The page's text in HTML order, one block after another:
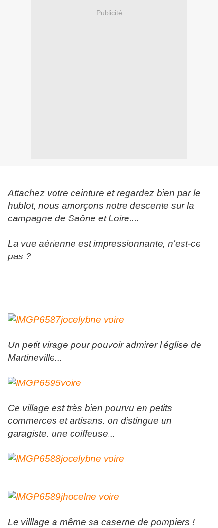
Publicité
Attachez votre ceinture et regardez bien par le
hublot, nous amorçons notre descente sur la
campagne de Saône et Loire....
La vue aérienne est impressionnante, n'est-ce
pas ?
Un petit virage pour pouvoir admirer l'église de
Martineville...
Ce village est très bien pourvu en petits
commerces et artisans. on distingue un
garagiste, une coiffeuse...
Le villlage a même sa caserne de pompiers !